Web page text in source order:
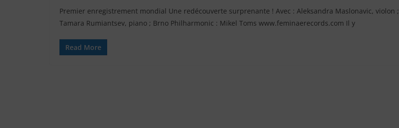
Premier enregistrement mondial Une redécouverte surprenante ! Avec : Aleksandra Maslonavic, violon ;
Tamara Rumiantsev, piano ; Brno Philharmonic : Mikel Toms www.feminaerecords.com Il y
Read More